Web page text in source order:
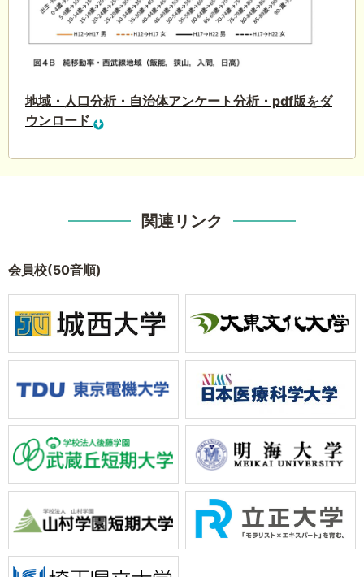
地域・人口分析・自治体アンケート分析・pdf版をダ
ウンロード
関連リンク
会員校(50音順)